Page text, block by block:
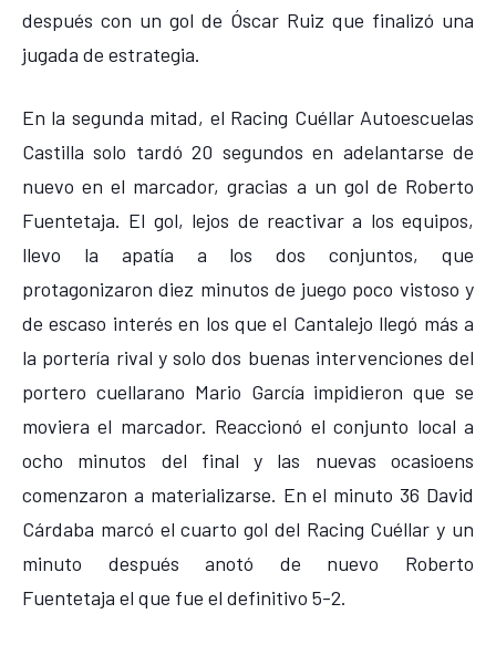
después con un gol de Óscar Ruiz que finalizó una
jugada de estrategia.
En la segunda mitad, el Racing Cuéllar Autoescuelas
Castilla solo tardó 20 segundos en adelantarse de
nuevo en el marcador, gracias a un gol de Roberto
Fuentetaja. El gol, lejos de reactivar a los equipos,
llevo la apatía a los dos conjuntos, que
protagonizaron diez minutos de juego poco vistoso y
de escaso interés en los que el Cantalejo llegó más a
la portería rival y solo dos buenas intervenciones del
portero cuellarano Mario García impidieron que se
moviera el marcador. Reaccionó el conjunto local a
ocho minutos del final y las nuevas ocasioens
comenzaron a materializarse. En el minuto 36 David
Cárdaba marcó el cuarto gol del Racing Cuéllar y un
minuto después anotó de nuevo Roberto
Fuentetaja el que fue el definitivo 5-2.